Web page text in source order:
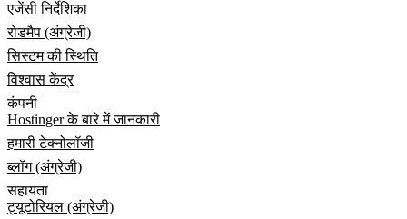
एजेंसी निर्देशिका
रोडमैप (अंग्रेजी)
सिस्टम की स्थिति
विश्वास केंद्र
कंपनी
Hostinger के बारे में जानकारी
हमारी टेक्नोलॉजी
ब्लॉग (अंग्रेजी)
सहायता
ट्यूटोरियल (अंग्रेजी)